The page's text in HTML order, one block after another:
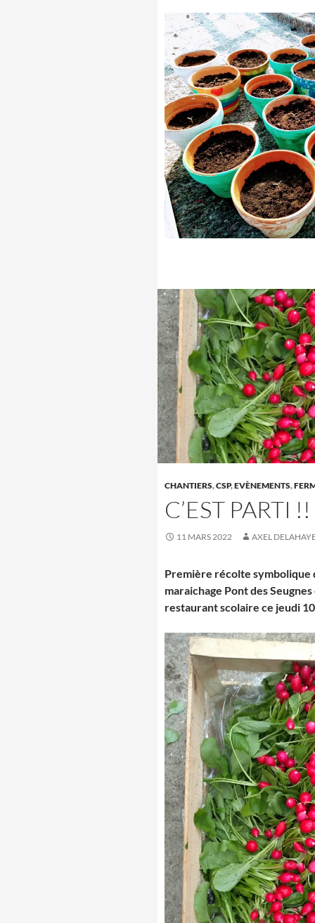
CHANTIERS,CSP,EVÈNEMENTS,
C’EST PARTI !!
11 MARS 2022 AXEL
Première récolte symbolique
maraichage Pont des
restaurant scolaire ce jeudi